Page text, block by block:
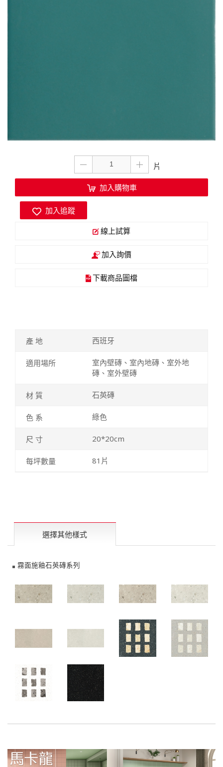
加入購物車
加入追蹤
線上試算
加入詢價
下載商品圖檔
西班牙
室內壁磚、室內地磚、室外地
磚、室外壁磚
石英磚
綠色
20*20cm
81片
選擇其他樣式
霧面施釉石英磚系列